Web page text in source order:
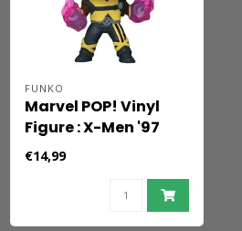
FUNKO
Marvel POP! Vinyl
Figure : X-Men '97
S4- Bishop (X-Corp)
9 cm
€14,99